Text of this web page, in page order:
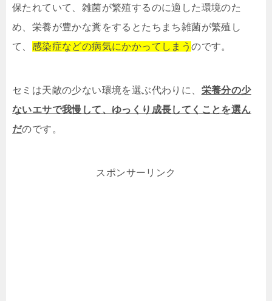
保たれていて、雑菌が繁殖するのに適した環境のた
め、栄養が豊かな糞をするとたちまち雑菌が繁殖し
て、 感染症などの病気にかかってしまうのです。
セミは天敵の少ない環境を選ぶ代わりに、 栄養分の少
ないエサで我慢して、ゆっくり成長してくことを選ん
だのです。
スポンサーリンク